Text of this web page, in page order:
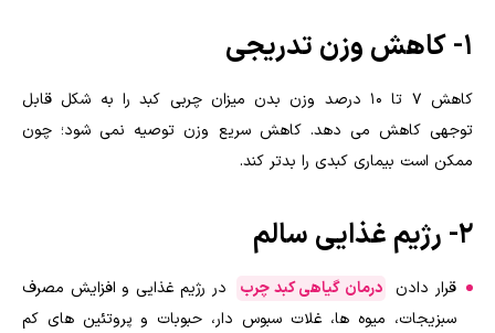
1- کاهش وزن تدریجی
کاهش ۷ تا ۱۰ درصد وزن بدن میزان چربی کبد را به شکل قابل
توجهی کاهش می دهد. کاهش سریع وزن توصیه نمی شود؛ چون
ممکن است بیماری کبدی را بدتر کند.
2- رژیم غذایی سالم
قرار دادن درمان گیاهی کبد چرب
در رژیم غذایی و افزایش مصرف
سبزیجات، میوه ها، غلات سبوس دار، حبوبات و پروتئین های کم